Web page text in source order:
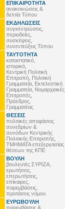
ΕΠΙΚΑΙΡΟΤΗΤΑ
ανακοινώσεις &
δελτία Τύπου
ΕΚΔΗΛΩΣΕΙΣ
συγκεντρώσεις,
περιοδείες,
συσκέψεις,
συνεντεύξεις Τύπου
ΤΑΥΤΟΤΗΤΑ
καταστατικό,
ιστορικό,
Κεντρική Πολιτική
Επιτροπή, Πολιτική
Γραμματεία, Εκτελεστική
Γραμματεία, Νομαρχιακές
Επιτροπές,
Πρόεδρος,
Γραμματέας
ΘΕΣΕΙΣ
πολιτικές αποφάσεις
συνεδρίων &
συνόδων Κεντρικής
Πολιτικής Επιτροπής,
ΤΜΗΜΑΤΑ επεξεργασίας
θέσεων της ΚΠΕ
ΒΟΥΛΗ
βουλευτές ΣΥΡΙΖΑ,
ερωτήσεις,
επερωτήσεις,
επίκαιρες,
παρεμβάσεις,
προτάσεις νόμου
ΕΥΡΩΒΟΥΛΗ
παρεμβάσεις &